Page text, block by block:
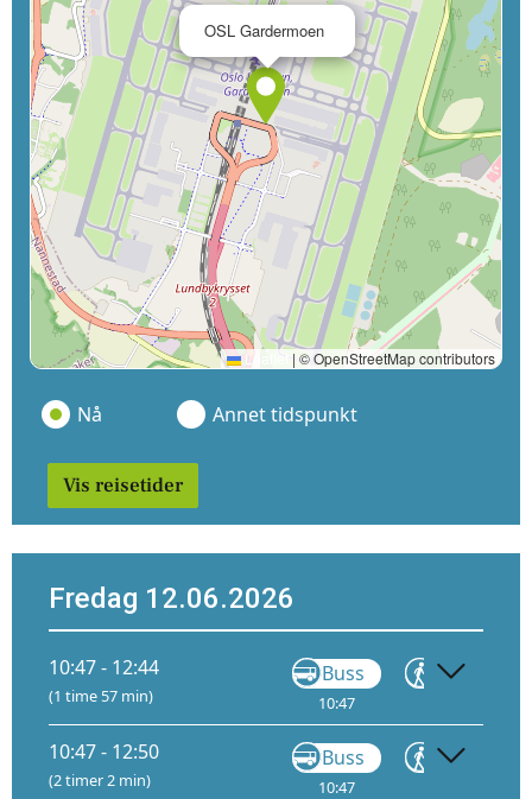
OSL Gardermoen
Leaflet | © OpenStreetMap contributors
Nå Annet tidspunkt
Vis reisetider
Fredag 12.06.2026
10:47 - 12:44
(1 time 57 min)
Buss
10:47
Gå
10:47 - 12:50
(2 timer 2 min)
Buss
10:47
Gå